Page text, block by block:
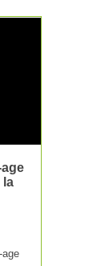
la
age